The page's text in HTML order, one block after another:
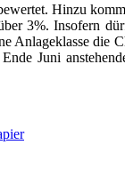
Hinzu
3%. Insofern
die
Juni